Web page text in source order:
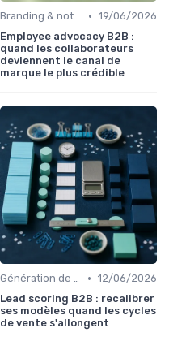
Branding & notoriété de marque • 19/06/2026
Employee advocacy B2B :
quand les collaborateurs
deviennent le canal de
marque le plus crédible
Génération de leads B2B • 12/06/2026
Lead scoring B2B : recalibrer
ses modèles quand les cycles
de vente s'allongent